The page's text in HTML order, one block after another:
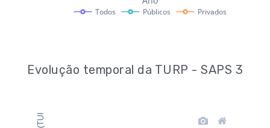
Evolução temporal da TURP - SAPS 3